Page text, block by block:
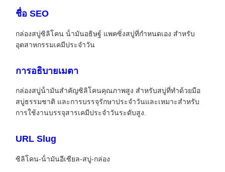
ชื่อ SEO
กล่องสบู่ซิลิโคน น้ํามันอธิษฐ์ แพคซิ่งสบู่ที่กําหนดเอง สําหรับ
อุตสาหกรรมเคมีประจําวัน
การอธิบายเมตา
กล่องสบู่น้ํามันสําคัญซิลิโคนคุณภาพสูง สําหรับสบู่ที่ทําด้วยมือ
สบู่ธรรมชาติ และการบรรจุรักษาประจําวันและเหมาะสําหรับ
การใช้งานบรรจุสารเคมีประจําวันระดับสูง.
URL Slug
ซิลิโคน-น้ํามันอีเซียล-สบู่-กล่อง